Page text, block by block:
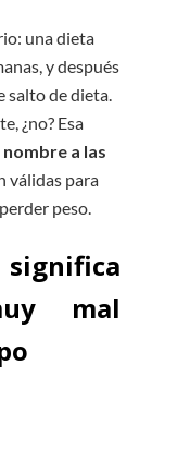
una dieta
y después
salto de dieta.
¿no? Esa
a las
válidas para
peso.
significa
mal